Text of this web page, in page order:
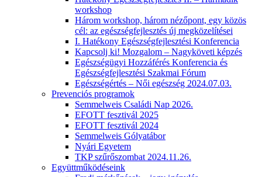
workshop
Három workshop, három nézőpont, egy közös
cél: az egészségfejlesztés új megközelítései
I. Hatékony Egészségfejlesztési Konferencia
Kapcsolj ki! Mozgalom – Nagyköveti képzés
Egészségügyi Hozzáférés Konferencia és
Egészségfejlesztési Szakmai Fórum
Egészségértés – Női egészség 2024.07.03.
Prevenciós programok
Semmelweis Családi Nap 2026.
EFOTT fesztivál 2025
EFOTT fesztivál 2024
Semmelweis Gólyatábor
Nyári Egyetem
TKP szűrőszombat 2024.11.26.
Együttműködéseink